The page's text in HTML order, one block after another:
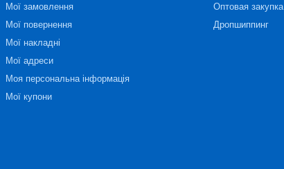
Мої замовлення
Мої повернення
Мої накладні
Мої адреси
Моя персональна інформація
Мої купони
Оптовая закупка
Дропшиппинг